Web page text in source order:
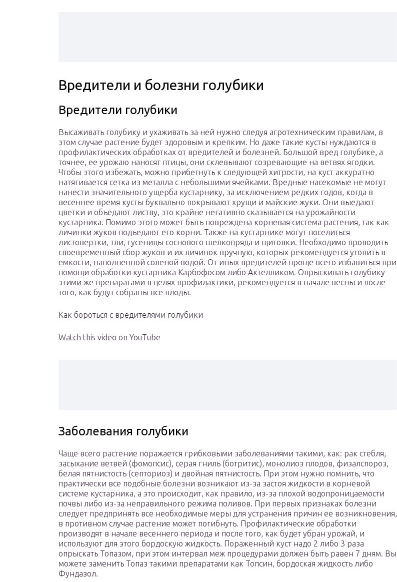
Вредители и болезни голубики
Вредители голубики
Высаживать голубику и ухаживать за ней нужно следуя агротехническим правилам, в
этом случае растение будет здоровым и крепким. Но даже такие кусты нуждаются в
профилактических обработках от вредителей и болезней. Большой вред голубике, а
точнее, ее урожаю наносят птицы, они склевывают созревающие на ветвях ягодки.
Чтобы этого избежать, можно прибегнуть к следующей хитрости, на куст аккуратно
натягивается сетка из металла с небольшими ячейками. Вредные насекомые не могут
нанести значительного ущерба кустарнику, за исключением редких годов, когда в
весеннее время кусты буквально покрывают хрущи и майские жуки. Они выедают
цветки и объедают листву, это крайне негативно сказывается на урожайности
кустарника. Помимо этого может быть повреждена корневая система растения, так как
личинки жуков подъедают его корни. Также на кустарнике могут поселиться
листовертки, тли, гусеницы соснового шелкопряда и щитовки. Необходимо проводить
своевременный сбор жуков и их личинок вручную, которых рекомендуется утопить в
емкости, наполненной соленой водой. От иных вредителей проще всего избавиться при
помощи обработки кустарника Карбофосом либо Актелликом. Опрыскивать голубику
этими же препаратами в целях профилактики, рекомендуется в начале весны и после
того, как будут собраны все плоды.
Как бороться с вредителями голубики
Watch this video on YouTube
Заболевания голубики
Чаще всего растение поражается грибковыми заболеваниями такими, как: рак стебля,
засыхание ветвей (фомопсис), серая гниль (ботритис), монолиоз плодов, физалспороз,
белая пятнистость (септориоз) и двойная пятнистость. При этом нужно помнить, что
практически все подобные болезни возникают из-за застоя жидкости в корневой
системе кустарника, а это происходит, как правило, из-за плохой водопроницаемости
почвы либо из-за неправильного режима поливов. При первых признаках болезни
следует предпринять все необходимые меры для устранения причин ее возникновения,
в противном случае растение может погибнуть. Профилактические обработки
производят в начале весеннего периода и после того, как будет убран урожай, и
используют для этого бордоскую жидкость. Пораженный куст надо 2 либо 3 раза
опрыскать Топазом, при этом интервал меж процедурами должен быть равен 7 дням. Вы
можете заменить Топаз такими препаратами как Топсин, бордоская жидкость либо
Фундазол.